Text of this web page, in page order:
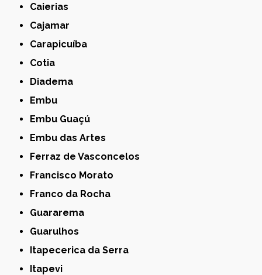
Caierias
Cajamar
Carapicuíba
Cotia
Diadema
Embu
Embu Guaçú
Embu das Artes
Ferraz de Vasconcelos
Francisco Morato
Franco da Rocha
Guararema
Guarulhos
Itapecerica da Serra
Itapevi